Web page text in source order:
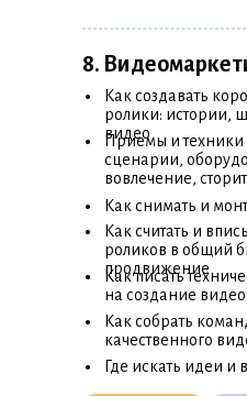
8.
Как создавать
ролики: истории,
видео
•
Приемы и техники
сценарии,
вовлечение,
•
Как снимать и
•
Как считать и
роликов в общий
продвижение
•
Как писать
на создание
•
Как собрать
качественного
•
Где искать идеи и
•